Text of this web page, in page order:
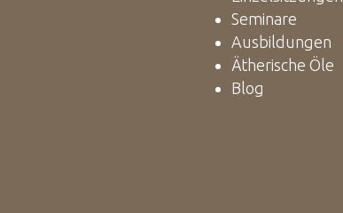
Seminare
Ausbildungen
Ätherische Öle
Blog